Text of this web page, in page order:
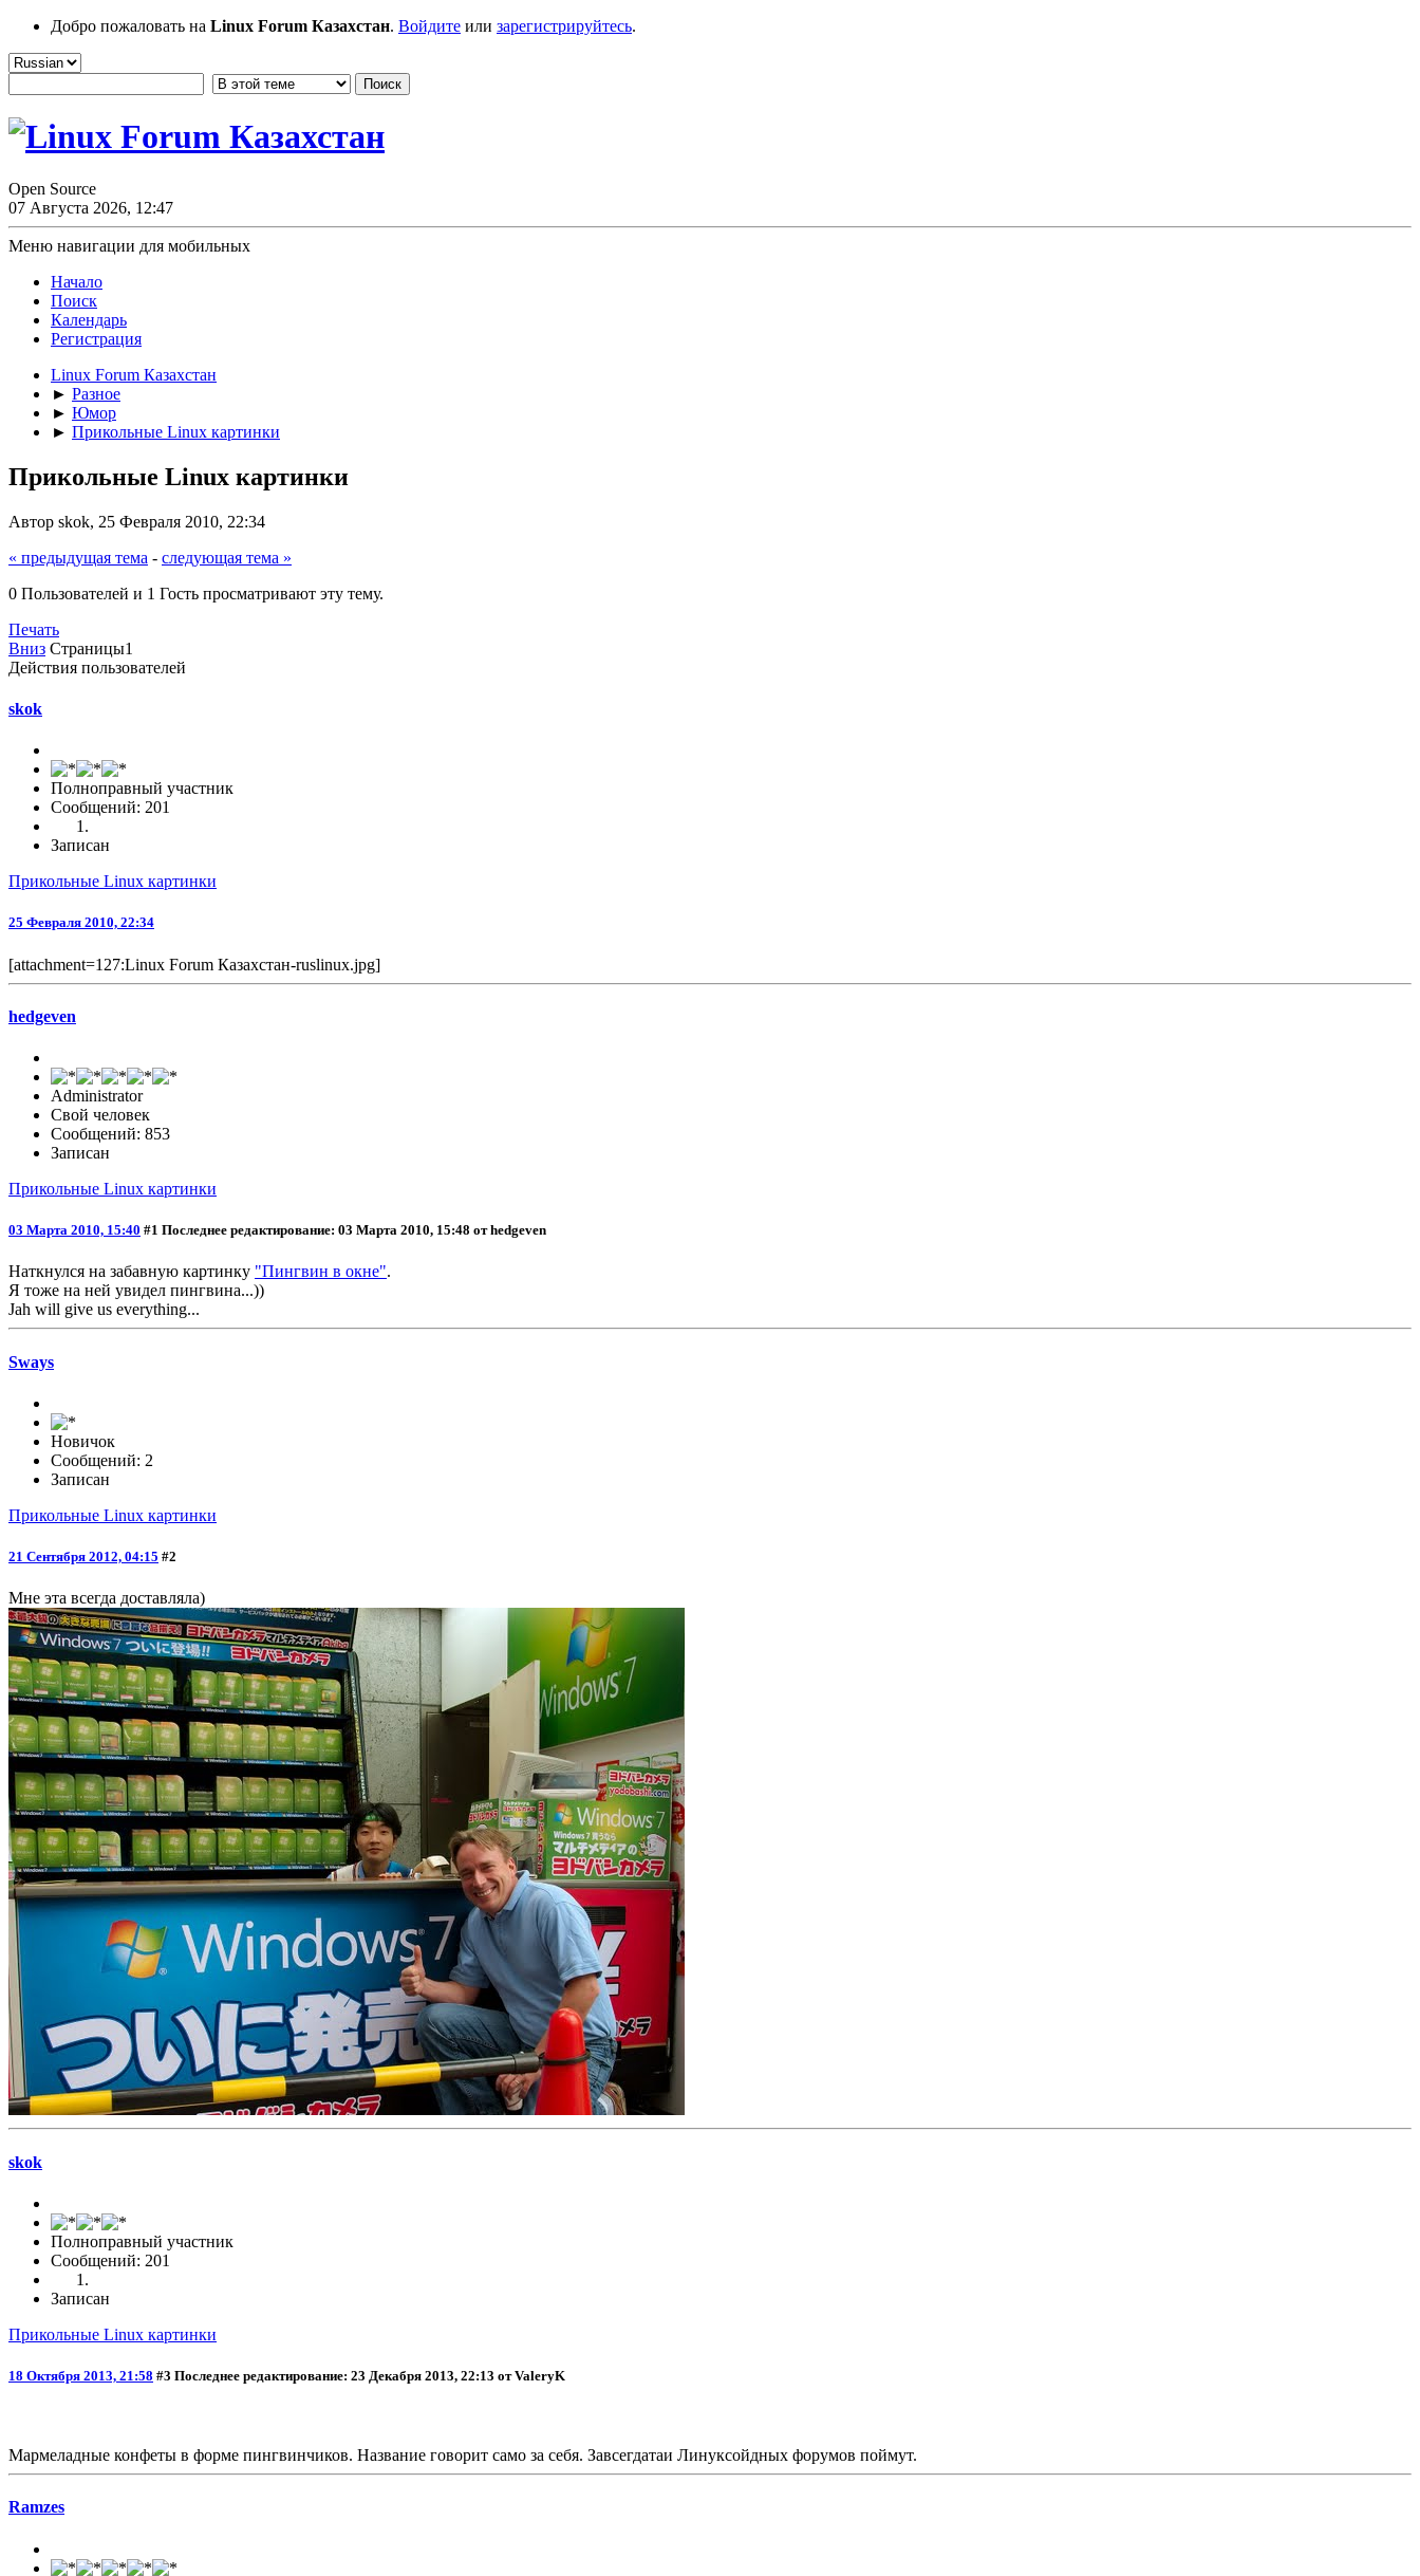
Добро пожаловать на Linux Forum Казахстан. Войдите или зарегистрируйтесь.
Open Source
07 Августа 2026, 12:47
Меню навигации для мобильных
Начало
Поиск
Календарь
Регистрация
Linux Forum Казахстан
► Разное
► Юмор
► Прикольные Linux картинки
Прикольные Linux картинки
Автор skok, 25 Февраля 2010, 22:34
« предыдущая тема - следующая тема »
0 Пользователей и 1 Гость просматривают эту тему.
Печать
Вниз Страницы1
Действия пользователей
skok
Полноправный участник
Сообщений: 201
Записан
Прикольные Linux картинки
25 Февраля 2010, 22:34
[attachment=127:Linux Forum Казахстан-ruslinux.jpg]
hedgeven
Administrator
Свой человек
Сообщений: 853
Записан
Прикольные Linux картинки
03 Марта 2010, 15:40 #1 Последнее редактирование: 03 Марта 2010, 15:48 от hedgeven
Наткнулся на забавную картинку "Пингвин в окне".
Я тоже на ней увидел пингвина...))
Jah will give us everything...
Sways
Новичок
Сообщений: 2
Записан
Прикольные Linux картинки
21 Сентября 2012, 04:15 #2
Мне эта всегда доставляла)
skok
Полноправный участник
Сообщений: 201
Записан
Прикольные Linux картинки
18 Октября 2013, 21:58 #3 Последнее редактирование: 23 Декабря 2013, 22:13 от ValeryK
Мармеладные конфеты в форме пингвинчиков. Название говорит само за себя. Завсегдатаи Линуксойдных форумов поймут.
Ramzes